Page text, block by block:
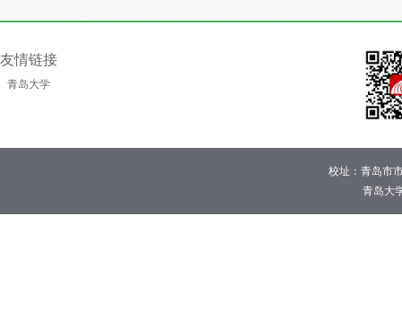
友情链接
青岛大学
校址：青岛市
青岛大